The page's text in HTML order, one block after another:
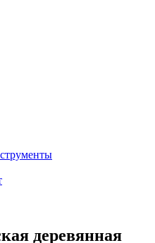
деревянная